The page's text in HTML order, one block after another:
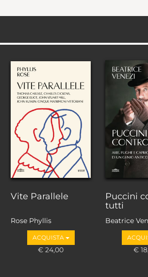
Vite Parallele
Rose Phyllis
ACQUISTA
€ 24,00
Puccini
tutti
Beatrice
€